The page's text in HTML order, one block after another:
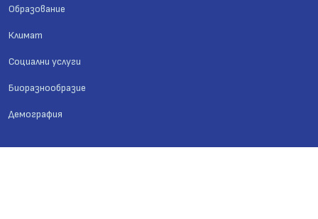
Образование
Климат
Социални услуги
Биоразнообразие
Демография